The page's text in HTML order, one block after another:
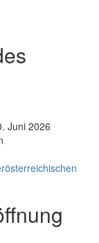
Juni 2026